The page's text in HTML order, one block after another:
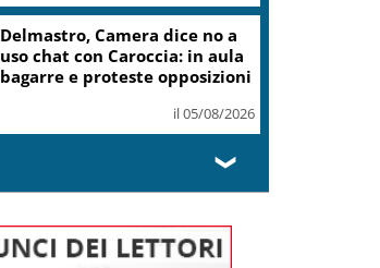
Delmastro, Camera dice no a
uso chat con Caroccia: in aula
bagarre e proteste opposizioni
il 05/08/2026
❯